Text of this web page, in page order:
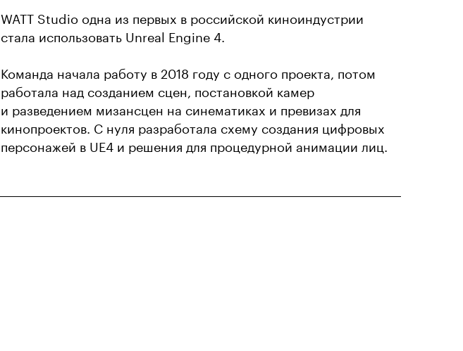
WATT Studio одна из первых в российской киноиндустрии
стала использовать Unreal Engine 4.
Команда начала работу в 2018 году с одного проекта, потом
работала над созданием сцен, постановкой камер
и разведением мизансцен на синематиках и превизах для
кинопроектов. С нуля разработала схему создания цифровых
персонажей в UE4 и решения для процедурной анимации лиц.